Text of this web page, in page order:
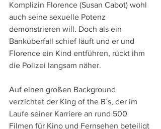
Komplizin Florence (Susan Cabot) wohl
auch seine sexuelle Potenz
demonstrieren will. Doch als ein
Banküberfall schief läuft und er und
Florence ein Kind entführen, rückt ihm
die Polizei langsam näher.
Auf einen großen Background
verzichtet der King of the B´s, der im
Laufe seiner Karriere an rund 500
Filmen für Kino und Fernsehen beteiligt